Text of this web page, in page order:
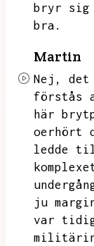
bryr sig
bra.
Martin
Nej, det
förstås
här
oerhört
ledde
ju
var